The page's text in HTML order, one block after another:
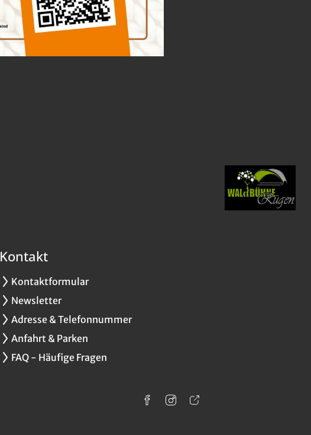
Kontakt
Kontaktformular
Newsletter
Adresse & Telefonnummer
Anfahrt & Parken
FAQ - Häufige Fragen